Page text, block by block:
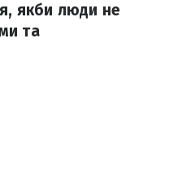
якби люди не
та